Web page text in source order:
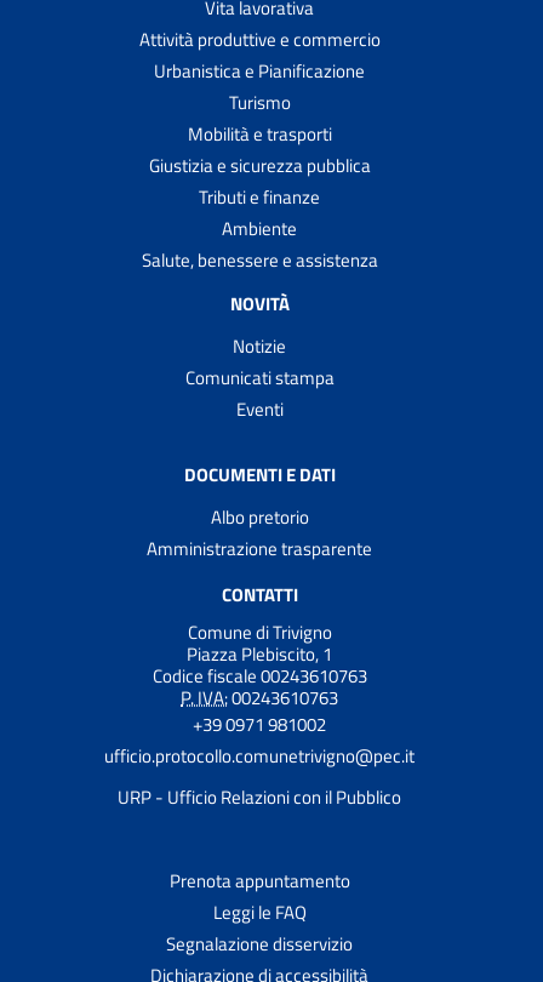
Vita lavorativa
Attività produttive e commercio
Urbanistica e Pianificazione
Turismo
Mobilità e trasporti
Giustizia e sicurezza pubblica
Tributi e finanze
Ambiente
Salute, benessere e assistenza
NOVITÀ
Notizie
Comunicati stampa
Eventi
DOCUMENTI E DATI
Albo pretorio
Amministrazione trasparente
CONTATTI
Comune di Trivigno
Piazza Plebiscito, 1
Codice fiscale 00243610763
P. IVA:00243610763
+39 0971 981002
ufficio.protocollo.comunetrivigno@pec.it
URP - Ufficio Relazioni con il Pubblico
Prenota appuntamento
Leggi le FAQ
Segnalazione disservizio
Dichiarazione di accessibilità